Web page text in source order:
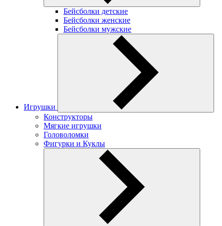
Бейсболки детские
Бейсболки женские
Бейсболки мужские
Игрушки
Конструкторы
Мягкие игрушки
Головоломки
Фигурки и Куклы